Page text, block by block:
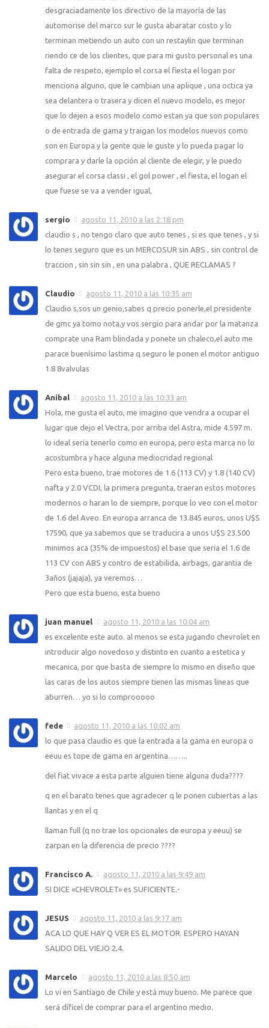
desgraciadamente los directivo de la mayoría de las
automorise del marco sur le gusta abaratar costo y lo
terminan metiendo un auto con un restaylin que terminan
riendo ce de los clientes, que para mi gusto personal es una
falta de respeto, ejemplo el corsa el fiesta el logan por
menciona alguno, que le cambian una aplique , una octica ya
sea delantera o trasera y dicen el nuevo modelo, es mejor
que lo dejen a esos modelo como estan ya que son populares
o de entrada de gama y traigan los modelos nuevos como
son en Europa y la gente que le guste y lo pueda pagar lo
comprara y darle la opción al cliente de elegir, y le puedo
asegurar el corsa classi , el gol power , el fiesta, el logan el
que fuese se va a vender igual,
sergio
agosto 11, 2010 a las 2:18 pm
claudio s , no tengo claro que auto tenes , si es que tenes , y si
lo tenes seguro que es un MERCOSUR sin ABS , sin control de
traccion , sin sin sin , en una palabra , QUE RECLAMAS ?
Claudio
agosto 11, 2010 a las 10:35 am
Claudio s,sos un genio,sabes q precio ponerle,el presidente
de gmc ya tomo nota,y vos sergio para andar por la matanza
comprate una Ram blindada y ponete un chaleco,el auto me
parace buenísimo lastima q seguro le ponen el motor antiguo
1.8 8valvulas
Anibal
agosto 11, 2010 a las 10:33 am
Hola, me gusta el auto, me imagino que vendra a ocupar el
lugar que dejo el Vectra, por arriba del Astra, mide 4.597 m.
lo ideal seria tenerlo como en europa, pero esta marca no lo
acostumbra y hace alguna mediocridad regional
Pero esta bueno, trae motores de 1.6 (113 CV) y 1.8 (140 CV)
nafta y 2.0 VCDI, la primera pregunta, traeran estos motores
modernos o haran lo de siempre, porque lo veo con el motor
de 1.6 del Aveo. En europa arranca de 13.845 euros, unos U$S
17590, que ya sabemos que se traducira a unos U$S 23.500
minimos aca (35% de impuestos) el base que seria el 1.6 de
113 CV con ABS y contro de estabilida, airbags, garantia de
3años (jajaja), ya veremos…
Pero que esta bueno, esta bueno
juan manuel
agosto 11, 2010 a las 10:04 am
es excelente este auto. al menos se esta jugando chevrolet en
introducir algo novedoso y distinto en cuanto a estetica y
mecanica, por que basta de siempre lo mismo en diseño que
las caras de los autos siempre tienen las mismas lineas que
aburren… yo si lo comprooooo
fede
agosto 11, 2010 a las 10:02 am
lo que pasa claudio es que la entrada a la gama en europa o
eeuu es tope de gama en argentina……..
del fiat vivace a esta parte alguien tiene alguna duda????
q en el barato tenes que agradecer q le ponen cubiertas a las
llantas y en el q
llaman full (q no trae los opcionales de europa y eeuu) se
zarpan en la diferencia de precio ????
Francisco A.
agosto 11, 2010 a las 9:49 am
SI DICE «CHEVROLET» es SUFICIENTE.-
JESUS
agosto 11, 2010 a las 9:17 am
ACA LO QUE HAY Q VER ES EL MOTOR. ESPERO HAYAN
SALIDO DEL VIEJO 2,4.
Marcelo
agosto 11, 2010 a las 8:50 am
Lo vi en Santiago de Chile y está muy bueno. Me parece que
será díficel de comprar para el argentino medio.